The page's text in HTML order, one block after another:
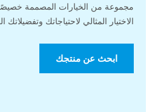
مجموعة من الخيارات المصممة
الاختيار المثالي لاحتياجاتك وتفضيلاتك
ابحث عن منتجك